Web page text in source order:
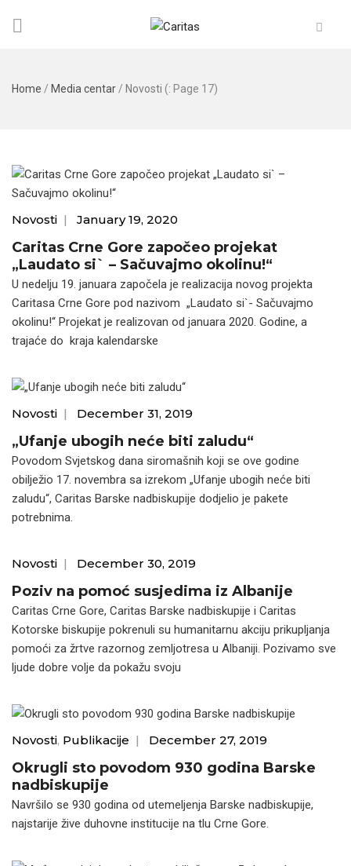
Home / Media centar / Novosti (: Page 17)
Novosti | January 19, 2020
Caritas Crne Gore započeo projekat
„Laudato si` – Sačuvajmo okolinu!“
U nedelju 19. januara započela je realizacija novog projekta
Caritasa Crne Gore pod nazivom „Laudato si`- Sačuvajmo
okolinu!“ Projekat je realizovan od januara 2020. Godine, a
trajaće do kraja kalendarske
Novosti | December 31, 2019
„Ufanje ubogih neće biti zaludu“
Povodom Svjetskog dana siromašnih koji se ove godine
obilježio 17. novembra sa izrekom „Ufanje ubogih neće biti
zaludu“, Caritas Barske nadbiskupije dodjelio je pakete
potrebnima.
Novosti | December 30, 2019
Poziv na pomoć susjedima iz Albanije
Caritas Crne Gore, Caritas Barske nadbiskupije i Caritas
Kotorske biskupije pokrenuli su humanitarnu akciju prikupljanja
pomoći za žrtve razornog zemljotresa u Albaniji. Pozivamo sve
ljude dobre volje da pokažu svoju
Novosti, Publikacije | December 27, 2019
Okrugli sto povodom 930 godina Barske
nadbiskupije
Navršilo se 930 godina od utemeljenja Barske nadbiskupije,
najstarije žive duhovne institucije na tlu Crne Gore.